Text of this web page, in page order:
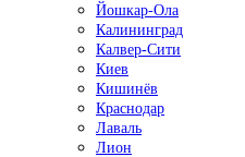
Йошкар-Ола
Калининград
Калвер-Сити
Киев
Кишинёв
Краснодар
Лаваль
Лион